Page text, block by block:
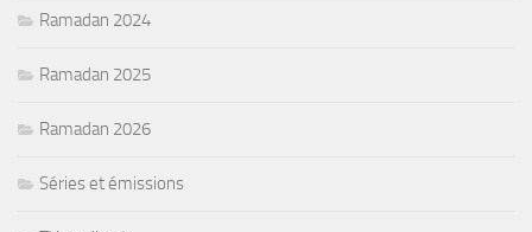
Ramadan 2024
Ramadan 2025
Ramadan 2026
Séries et émissions